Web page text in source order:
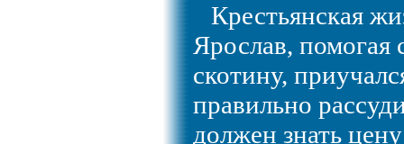
Крестьянская
Ярослав,
скотину,
правильно
должен знать